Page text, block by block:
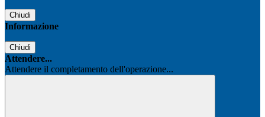
Chiudi
Informazione
Chiudi
Attendere...
Attendere il completamento dell'operazione...